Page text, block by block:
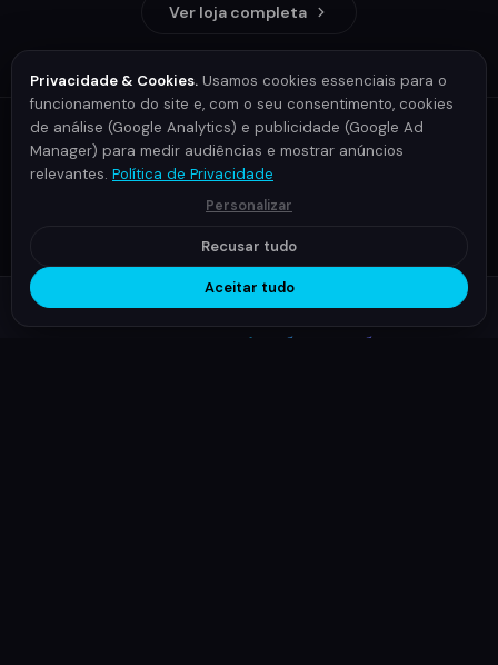
Ver loja completa
PARCEIROS
caixa de entrada
Privacidade & Cookies. Usamos cookies essenciais para o
funcionamento do site e, com o seu consentimento, cookies
de análise (Google Analytics) e publicidade (Google Ad
Manager) para medir audiências e mostrar anúncios
relevantes. Política de Privacidade
Personalizar
Recusar tudo
Aceitar tudo